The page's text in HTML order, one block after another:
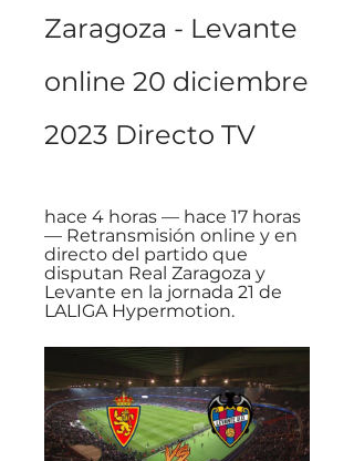
Zaragoza - Levante
online 20 diciembre
2023 Directo TV
hace 4 horas — hace 17 horas
— Retransmisión online y en
directo del partido que
disputan Real Zaragoza y
Levante en la jornada 21 de
LALIGA Hypermotion.